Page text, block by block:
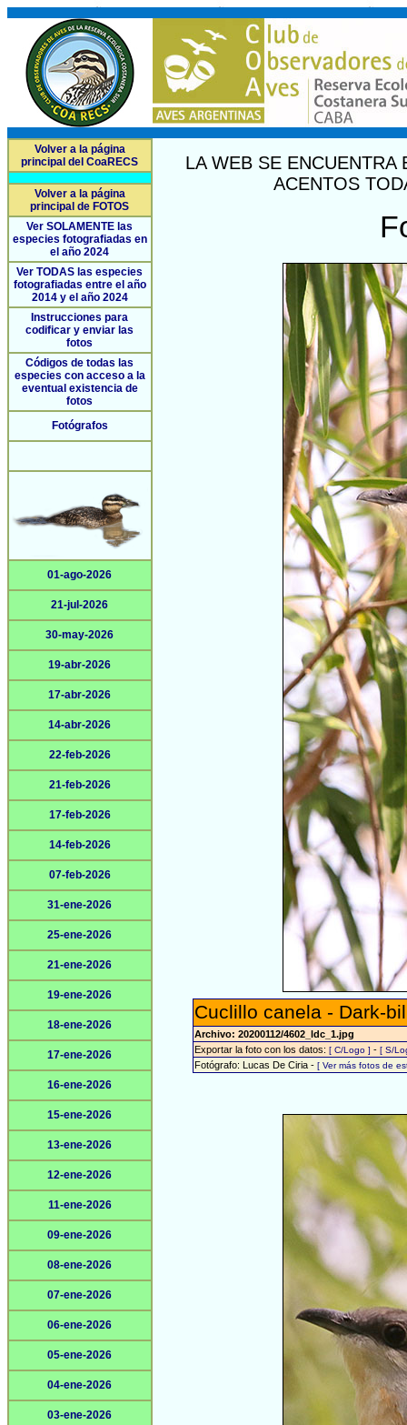
Volver a la página
principal del CoaRECS
Volver a la página
principal de FOTOS
Ver SOLAMENTE las
especies fotografiadas en
el año 2024
Ver TODAS las especies
fotografiadas entre el año
2014 y el año 2024
Instrucciones para
codificar y enviar las
fotos
Códigos de todas las
especies con acceso a la
eventual existencia de
fotos
Fotógrafos
01-ago-2026
21-jul-2026
30-may-2026
19-abr-2026
17-abr-2026
14-abr-2026
22-feb-2026
21-feb-2026
17-feb-2026
14-feb-2026
07-feb-2026
31-ene-2026
25-ene-2026
21-ene-2026
19-ene-2026
18-ene-2026
17-ene-2026
16-ene-2026
15-ene-2026
13-ene-2026
12-ene-2026
11-ene-2026
09-ene-2026
08-ene-2026
07-ene-2026
06-ene-2026
05-ene-2026
04-ene-2026
03-ene-2026
LA WEB SE
ACENTOS
Cuclillo canela - Dark-
Archivo: 20200112/4602_ldc_1.jpg
Exportar la foto con los datos:[ C/Logo ] -[ S/
Fotógrafo: Lucas De Ciria -[ Ver más fotos de